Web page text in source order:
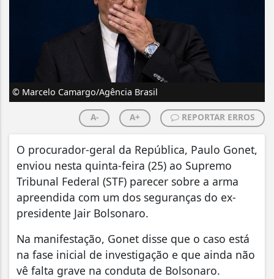
© Marcelo Camargo/Agência Brasil
A- A+ REPORTAR ERROS
O procurador-geral da República, Paulo Gonet,
enviou nesta quinta-feira (25) ao Supremo
Tribunal Federal (STF) parecer sobre a arma
apreendida com um dos seguranças do ex-
presidente Jair Bolsonaro.
Na manifestação, Gonet disse que o caso está
na fase inicial de investigação e que ainda não
vê falta grave na conduta de Bolsonaro.